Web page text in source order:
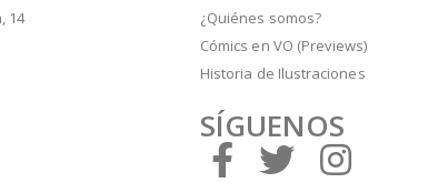
14
¿Quiénes somos?
Cómics en VO (Previews)
Historia de Ilustraciones
SÍGUENOS